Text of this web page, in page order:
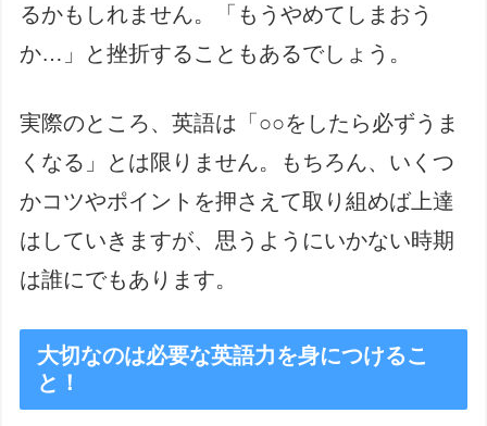
るかもしれません。「もうやめてしまおう
か…」と挫折することもあるでしょう。
実際のところ、英語は「○○をしたら必ずうま
くなる」とは限りません。もちろん、いくつ
かコツやポイントを押さえて取り組めば上達
はしていきますが、思うようにいかない時期
は誰にでもあります。
大切なのは必要な英語力を身につけるこ
と！